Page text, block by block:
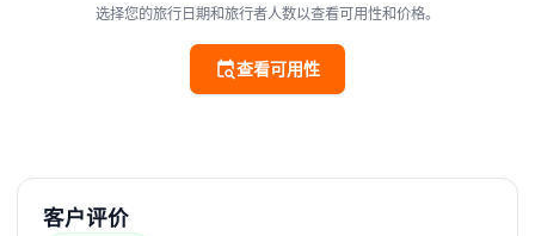
选择您的旅行日期和旅行者人数以查看可用性和价格。
查看可用性
客户评价